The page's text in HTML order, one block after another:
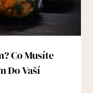
Co Musíte
Do Vaší